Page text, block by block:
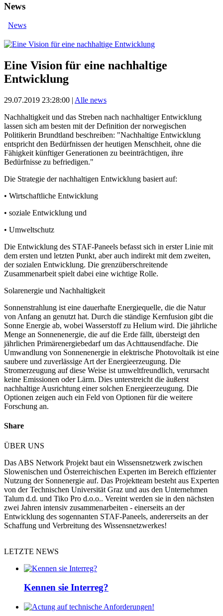
News
News
Eine Vision für eine nachhaltige
Entwicklung
29.07.2019 23:28:00 | Alle news
Nachhaltigkeit und das Streben nach nachhaltiger Entwicklung
lassen sich am besten mit der Definition der norwegischen
Politikerin Brundtland beschreiben: "Nachhaltige Entwicklung
entspricht den Bedürfnissen der heutigen Menschheit, ohne die
Fähigkeit künftiger Generationen zu beeinträchtigen, ihre
Bedürfnisse zu befriedigen."
Die Strategie der nachhaltigen Entwicklung basiert auf:
• Wirtschaftliche Entwicklung
• soziale Entwicklung und
• Umweltschutz
Die Entwicklung des STAF-Paneels befasst sich in erster Linie mit
dem ersten und letzten Punkt, aber auch indirekt mit dem zweiten,
der sozialen Entwicklung. Die grenzüberschreitende
Zusammenarbeit spielt dabei eine wichtige Rolle.
Solarenergie und Nachhaltigkeit
Sonnenstrahlung ist eine dauerhafte Energiequelle, die die Natur
von Anfang an genutzt hat. Durch die ständige Kernfusion gibt die
Sonne Energie ab, wobei Wasserstoff zu Helium wird. Die jährliche
Menge an Sonnenenergie, die auf die Erde fällt, übersteigt den
jährlichen Primärenergiebedarf um das Achttausendfache. Die
Umwandlung von Sonnenenergie in elektrische Photovoltaik ist eine
saubere und zuverlässige Art der Energieerzeugung. Die
Stromerzeugung auf diese Weise ist umweltfreundlich, verursacht
keine Emissionen oder Lärm. Dies unterstreicht die äußerst
nachhaltige Ausrichtung einer solchen Energieerzeugung. Die
Optionen zeigen auch ein Feld von Optionen für die weitere
Forschung an.
Share
ÜBER UNS
Das ABS Network Projekt baut ein Wissensnetzwerk zwischen
Slowenischen und Österreichischen Experten im Bereich effizienter
Nutzung der Sonnenergie auf. Das Projektteam besteht aus Experten
von der Technischen Universität Graz und aus den Unternehmen
Talum d.d. und Tiko Pro d.o.o.. Vereint werden sie in den nächsten
zwei Jahren intensiv zusammenarbeiten - einerseits an der
Entwicklung des sogennanten STAF-Paneels, andererseits an der
Schaffung und Verbreitung des Wissensnetzwerkes!
LETZTE NEWS
Kennen sie Interreg?